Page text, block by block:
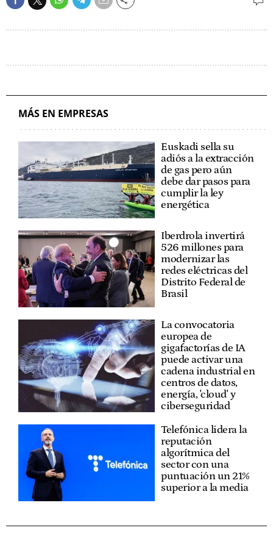
MÁS EN EMPRESAS
Euskadi sella su
adiós a la extracción
de gas pero aún
debe dar pasos para
cumplir la ley
energética
Iberdrola invertirá
526 millones para
modernizar las
redes eléctricas del
Distrito Federal de
Brasil
La convocatoria
europea de
gigafactorías de IA
puede activar una
cadena industrial en
centros de datos,
energía, 'cloud' y
ciberseguridad
Telefónica lidera la
reputación
algorítmica del
sector con una
puntuación un 21%
superior a la media